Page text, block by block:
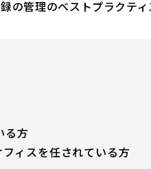
の管理のベストプラクテ
る方
ィスを任されている方